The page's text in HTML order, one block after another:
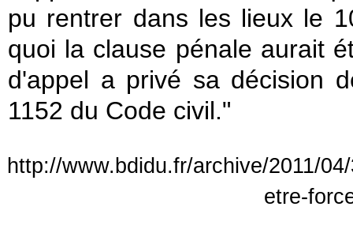
pu rentrer dans les lieux le
quoi la clause pénale aurait
d'appel a privé sa décision
1152 du Code civil."
http://www.bdidu.fr/archive/2011/
etre-